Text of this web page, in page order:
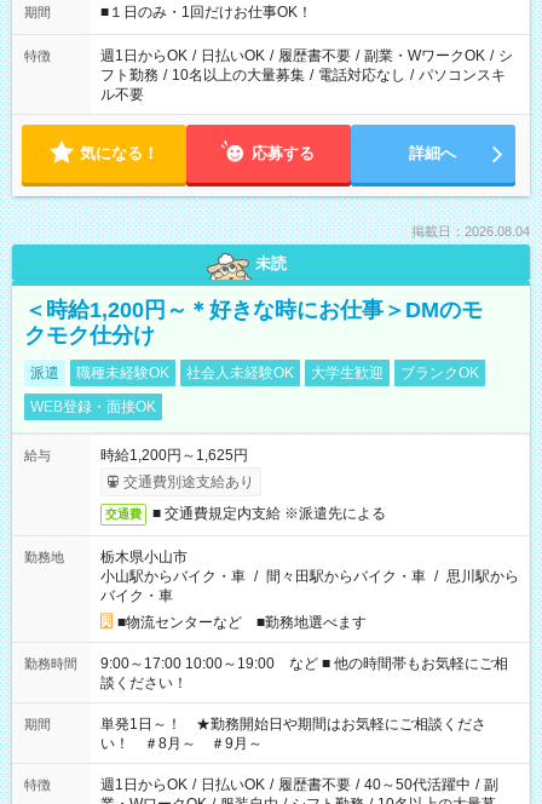
げるお仕事も！ ご希望のお時間に合わせてご紹介！ ※シフトは
ください！
期間 ■１日のみ・1回だけお仕事OK！
特徴 週1日からOK / 日払いOK / 履歴書不要 / 副業・WワークOK / シ
フト勤務 / 10名以上の大量募集 / 電話対応なし / パソコンスキ
ル不要
気になる！ 応募する 詳細へ
掲載日：2026.08.04
未読
＜時給1,200円～＊好きな時にお仕事＞DMのモ
クモク仕分け
派遣 職種未経験OK 社会人未経験OK 大学生歓迎
ブランクOK
WEB登録・面接OK
給与
時給1,200円～1,625円
交通費別途支給あり
交通費 ■ 交通費規定内支給 ※派遣先による
勤務地
栃木県小山市
小山駅からバイク・車 / 間々田駅からバイク・車 / 思川駅から
バイク・車
■物流センターなど ■勤務地選べます
勤務時間
9:00～17:00 10:00～19:00 など ■ 他の時間帯もお気軽にご相
談ください！
期間
単発1日～！ ★勤務開始日や期間はお気軽にご相談くださ
い！ ＃8月～ ＃9月～
特徴 週1日からOK / 日払いOK / 履歴書不要 / 40～50代活躍中 / 副